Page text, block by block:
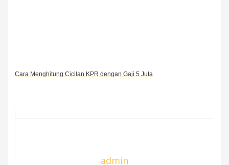
Cara Menghitung Cicilan KPR dengan Gaji 5 Juta
admin